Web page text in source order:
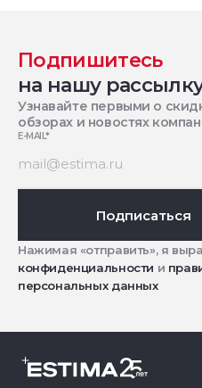
Подпишитесь
на нашу
Узнавайте первыми о
обзорах и новостях
E-MAIL*
Подписаться
Нажимая «отправить», я
конфиденциальности и
персональных данных